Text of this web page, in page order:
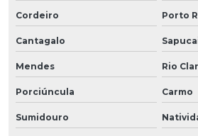
Cordeiro Porto
Cantagalo
Mendes Rio
Porciúncula Carmo
Sumidouro